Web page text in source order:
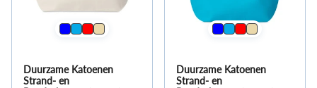
Duurzame Katoenen
Strand- en
Duurzame Katoenen
Strand- en